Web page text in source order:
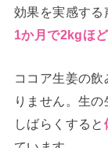
効果を実感する
1か月で2kgほ
ココア生姜の
りません。生の
しばらくすると